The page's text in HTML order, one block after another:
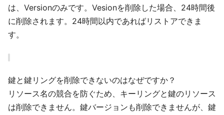
は、Versionのみです。Vesionを削除した場合、24時間後
に削除されます。24時間以内であればリストアできま
す。
鍵と鍵リングを削除できないのはなぜですか？
リソース名の競合を防ぐため、キーリングと鍵のリソース
は削除できません。鍵バージョンも削除できませんが、鍵